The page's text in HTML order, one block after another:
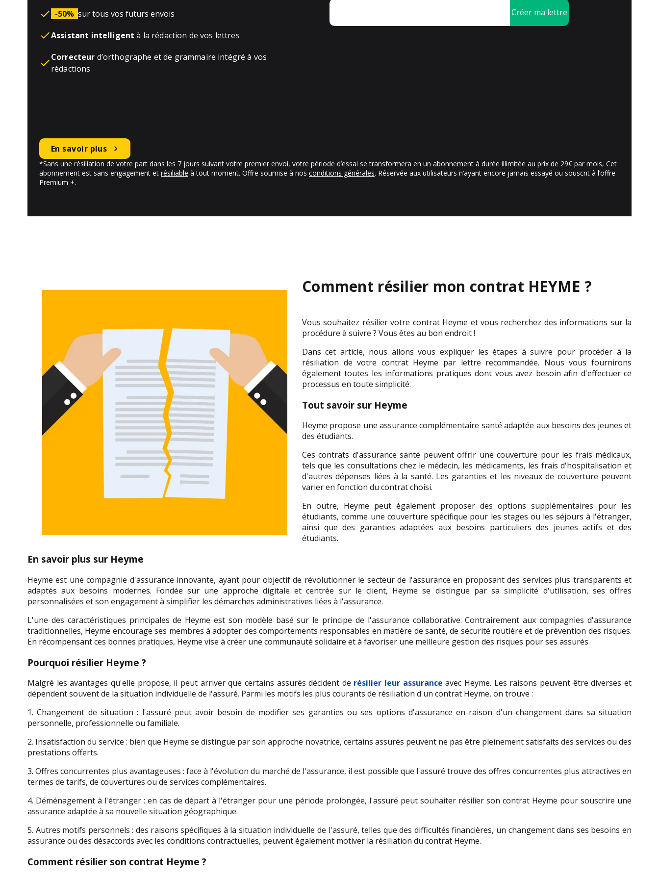
Comment résilier mon contrat HEYME ?
Vous souhaitez résilier votre contrat Heyme et vous recherchez des informations sur la
procédure à suivre ? Vous êtes au bon endroit !
Dans cet article, nous allons vous expliquer les étapes à suivre pour procéder à la
résiliation de votre contrat Heyme par lettre recommandée. Nous vous fournirons
également toutes les informations pratiques dont vous avez besoin afin d'effectuer ce
processus en toute simplicité.
Tout savoir sur Heyme
Heyme propose une assurance complémentaire santé adaptée aux besoins des jeunes et
des étudiants.
Ces contrats d'assurance santé peuvent offrir une couverture pour les frais médicaux,
tels que les consultations chez le médecin, les médicaments, les frais d'hospitalisation et
d'autres dépenses liées à la santé. Les garanties et les niveaux de couverture peuvent
varier en fonction du contrat choisi.
En outre, Heyme peut également proposer des options supplémentaires pour les
étudiants, comme une couverture spécifique pour les stages ou les séjours à l'étranger,
ainsi que des garanties adaptées aux besoins particuliers des jeunes actifs et des
étudiants.
En savoir plus sur Heyme
Heyme est une compagnie d'assurance innovante, ayant pour objectif de révolutionner le secteur de l'assurance en proposant des services plus transparents et
adaptés aux besoins modernes. Fondée sur une approche digitale et centrée sur le client, Heyme se distingue par sa simplicité d'utilisation, ses offres
personnalisées et son engagement à simplifier les démarches administratives liées à l'assurance.
L'une des caractéristiques principales de Heyme est son modèle basé sur le principe de l'assurance collaborative. Contrairement aux compagnies d'assurance
traditionnelles, Heyme encourage ses membres à adopter des comportements responsables en matière de santé, de sécurité routière et de prévention des risques.
En récompensant ces bonnes pratiques, Heyme vise à créer une communauté solidaire et à favoriser une meilleure gestion des risques pour ses assurés.
Pourquoi résilier Heyme ?
Malgré les avantages qu'elle propose, il peut arriver que certains assurés décident de résilier leur assurance avec Heyme. Les raisons peuvent être diverses et
dépendent souvent de la situation individuelle de l'assuré. Parmi les motifs les plus courants de résiliation d'un contrat Heyme, on trouve :
1. Changement de situation : l'assuré peut avoir besoin de modifier ses garanties ou ses options d'assurance en raison d'un changement dans sa situation
personnelle, professionnelle ou familiale.
2. Insatisfaction du service : bien que Heyme se distingue par son approche novatrice, certains assurés peuvent ne pas être pleinement satisfaits des services ou des
prestations offerts.
3. Offres concurrentes plus avantageuses : face à l'évolution du marché de l'assurance, il est possible que l'assuré trouve des offres concurrentes plus attractives en
termes de tarifs, de couvertures ou de services complémentaires.
4. Déménagement à l'étranger : en cas de départ à l'étranger pour une période prolongée, l'assuré peut souhaiter résilier son contrat Heyme pour souscrire une
assurance adaptée à sa nouvelle situation géographique.
5. Autres motifs personnels : des raisons spécifiques à la situation individuelle de l'assuré, telles que des difficultés financières, un changement dans ses besoins en
assurance ou des désaccords avec les conditions contractuelles, peuvent également motiver la résiliation du contrat Heyme.
Comment résilier son contrat Heyme ?
-50% sur tous vos futurs envois
Assistant intelligentà la rédaction de vos lettres
Correcteur d’orthographe et de grammaire intégré à vos
rédactions
Créer ma lettre
En savoir plus
*Sans une résiliation de votre part dans les 7 jours suivant votre premier envoi, votre période d’essai se transformera en un abonnement à durée illimitée au prix de 29€ par mois, Cet
abonnement est sans engagement et résiliable à tout moment. Offre soumise à nos conditions générales. Réservée aux utilisateurs n’ayant encore jamais essayé ou souscrit à l’offre
Premium +.